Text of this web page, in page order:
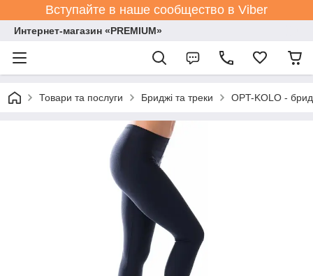
Вступайте в наше сообщество в Viber
Интернет-магазин «PREMIUM»
Товари та послуги Бриджі та треки OPT-KOLO -